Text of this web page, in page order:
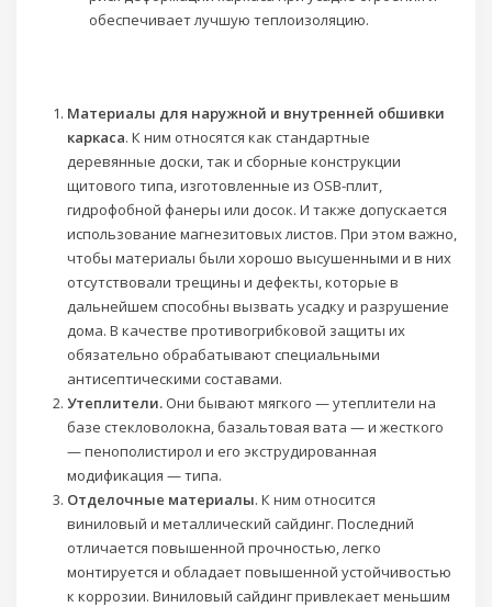
обеспечивает лучшую теплоизоляцию.
Материалы для наружной и внутренней обшивки
каркаса. К ним относятся как стандартные
деревянные доски, так и сборные конструкции
щитового типа, изготовленные из OSB-плит,
гидрофобной фанеры или досок. И также допускается
использование магнезитовых листов. При этом важно,
чтобы материалы были хорошо высушенными и в них
отсутствовали трещины и дефекты, которые в
дальнейшем способны вызвать усадку и разрушение
дома. В качестве противогрибковой защиты их
обязательно обрабатывают специальными
антисептическими составами.
Утеплители.Они бывают мягкого — утеплители на
базе стекловолокна, базальтовая вата — и жесткого
— пенополистирол и его экструдированная
модификация — типа.
Отделочные материалы. К ним относится
виниловый и металлический сайдинг. Последний
отличается повышенной прочностью, легко
монтируется и обладает повышенной устойчивостью
к коррозии. Виниловый сайдинг привлекает меньшим